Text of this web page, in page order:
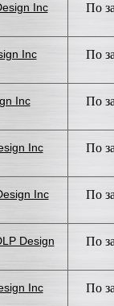
Inc По
Inc По
Inc По
Inc По
Inc По
Design
По
Inc По